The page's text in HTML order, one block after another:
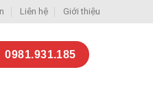
Liên hệ Giới thiệu
0981.931.185